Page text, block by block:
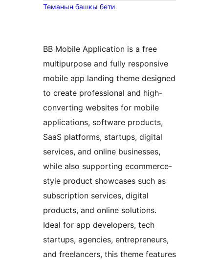
Теманын башкы бети
BB Mobile Application is a free
multipurpose and fully responsive
mobile app landing theme designed
to create professional and high-
converting websites for mobile
applications, software products,
SaaS platforms, startups, digital
services, and online businesses,
while also supporting ecommerce-
style product showcases such as
subscription services, digital
products, and online solutions.
Ideal for app developers, tech
startups, agencies, entrepreneurs,
and freelancers, this theme features